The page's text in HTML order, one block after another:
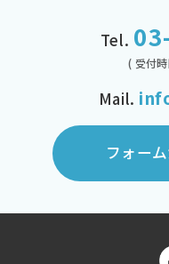
Tel.
( 受付
Mail.
フォー